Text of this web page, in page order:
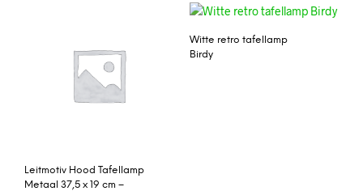
Leitmotiv Hood Tafellamp
Metaal 37,5 x 19 cm –
Witte retro tafellamp
Birdy